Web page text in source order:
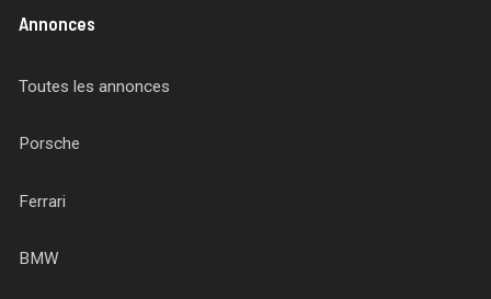
Annonces
Toutes les annonces
Porsche
Ferrari
BMW